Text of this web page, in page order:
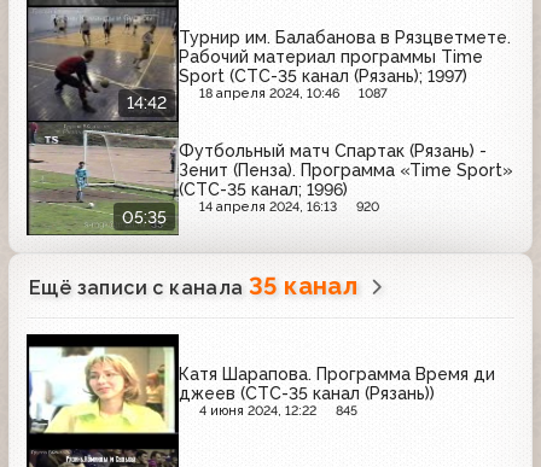
14:42
Турнир им. Балабанова в Рязцветмете.
Рабочий материал программы Time
Sport (CТС-35 канал (Рязань); 1997)
18 апреля 2024, 10:46 1087
05:35
Футбольный матч Спартак (Рязань) -
Зенит (Пенза). Программа «Time Sport»
(СТС-35 канал; 1996)
14 апреля 2024, 16:13 920
Ещё записи с канала 35 канал
Катя Шарапова. Программа Время ди
джеев (СТС-35 канал (Рязань))
4 июня 2024, 12:22 845